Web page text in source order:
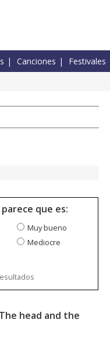
Canciones Festivales
que es:
Muy bueno
Mediocre
head and the